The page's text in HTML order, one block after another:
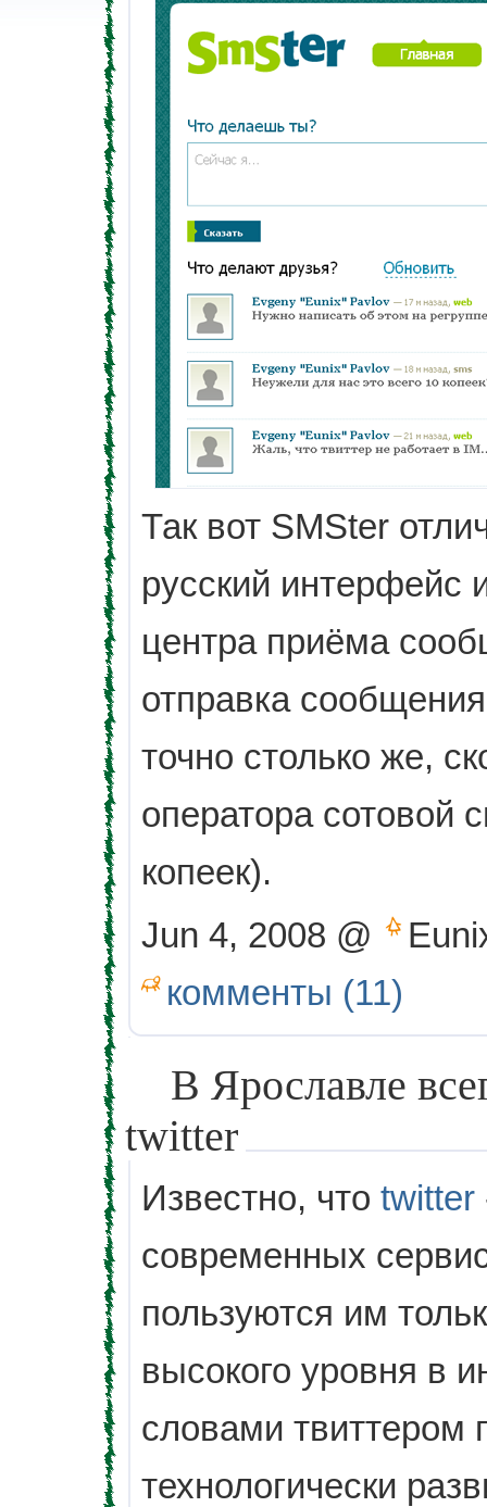
Так вот SMSter
русский интерфейс
центра приёма
отправка
точно столько же,
оператора сотовой
копеек).
Jun 4, 2008 @
комменты (11)
В Ярославле
twitter
Известно, что twitter
современных
пользуются им
высокого уровня в
словами твиттером
технологически